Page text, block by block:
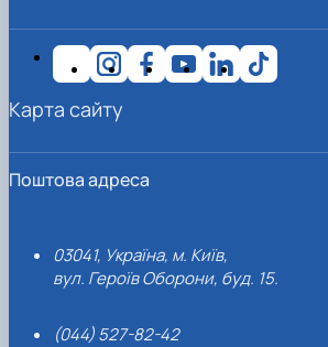
Поштова адреса
03041, Україна, м. Київ,
вул. Героїв Оборони, буд. 15.
(044) 527-82-42
Карта сайту